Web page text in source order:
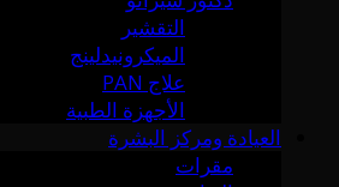
التقشير
الميكرونيدلينج
علاج PAN
الأجهزة الطبية
العيادة ومركز البشرة
مقرات